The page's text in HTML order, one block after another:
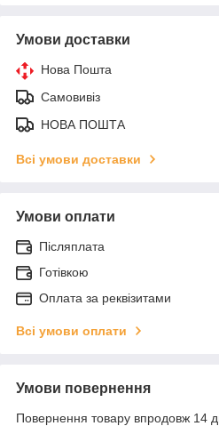
Умови доставки
Нова Пошта
Самовивіз
НОВА ПОШТА
Всі умови доставки
Умови оплати
Післяплата
Готівкою
Оплата за реквізитами
Всі умови оплати
Умови повернення
Повернення товару впродовж 14